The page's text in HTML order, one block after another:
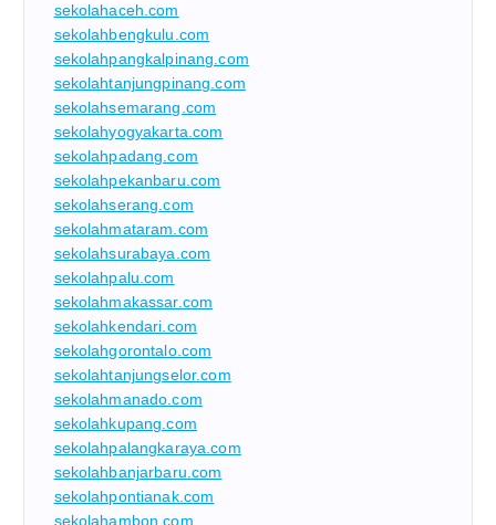
sekolahaceh.com
sekolahbengkulu.com
sekolahpangkalpinang.com
sekolahtanjungpinang.com
sekolahsemarang.com
sekolahyogyakarta.com
sekolahpadang.com
sekolahpekanbaru.com
sekolahserang.com
sekolahmataram.com
sekolahsurabaya.com
sekolahpalu.com
sekolahmakassar.com
sekolahkendari.com
sekolahgorontalo.com
sekolahtanjungselor.com
sekolahmanado.com
sekolahkupang.com
sekolahpalangkaraya.com
sekolahbanjarbaru.com
sekolahpontianak.com
sekolahambon.com